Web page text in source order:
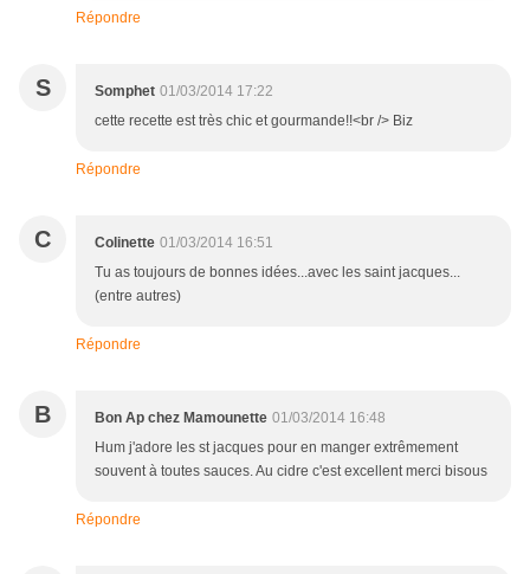
Répondre
S Somphet 01/03/2014 17:22
cette recette est très chic et gourmande!!<br /> Biz
Répondre
C Colinette 01/03/2014 16:51
Tu as toujours de bonnes idées...avec les saint jacques...
(entre autres)
Répondre
B Bon Ap chez Mamounette 01/03/2014 16:48
Hum j'adore les st jacques pour en manger extrêmement
souvent à toutes sauces. Au cidre c'est excellent merci bisous
Répondre